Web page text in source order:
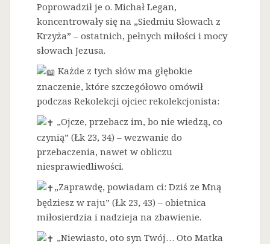
Poprowadził je o. Michał Legan,
koncentrowały się na „Siedmiu Słowach z
Krzyża” – ostatnich, pełnych miłości i mocy
słowach Jezusa.
Każde z tych słów ma głębokie
znaczenie, które szczegółowo omówił
podczas Rekolekcji ojciec rekolekcjonista:
„Ojcze, przebacz im, bo nie wiedzą, co
czynią” (Łk 23, 34) – wezwanie do
przebaczenia, nawet w obliczu
niesprawiedliwości.
„Zaprawdę, powiadam ci: Dziś ze Mną
będziesz w raju” (Łk 23, 43) – obietnica
miłosierdzia i nadzieja na zbawienie.
„Niewiasto, oto syn Twój… Oto Matka